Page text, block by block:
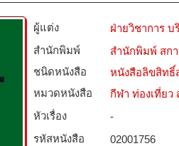
ผู้แต่ง
ฝ่ายวิชาการ
สำนักพิมพ์
สำนักพิมพ์ สก
ชนิดหนังสือ­
หนังสือลิขสิทธิ์
หมวดหนังสือ­
กีฬา ท่องเที่ย
หัวเรื่อง
-
รหัสหนังสือ­
02001756